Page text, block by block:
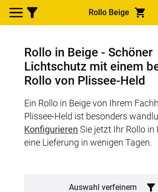
Rollo Beige
Rollo in Beige - Schöner
Lichtschutz mit einem
Rollo von Plissee-Held
Ein Rollo in Beige von Ihrem
Plissee-Held ist besonders
Konfigurieren Sie jetzt Ihr Rollo in
eine Lieferung in wenigen Tagen.
Auswahl verfeinern